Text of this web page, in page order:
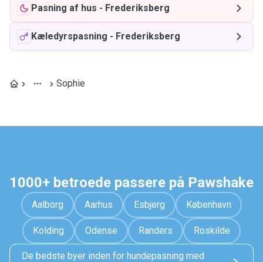
Pasning af hus - Frederiksberg
Kæledyrspasning - Frederiksberg
Sophie
1000+ betroede passere på Pawshake
Aalborg Aarhus Esbjerg København
Kolding Odense Randers Roskilde
De bedste byer inden for hundepasning med